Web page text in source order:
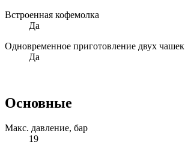
Встроенная кофемолка
Да
Одновременное приготовление двух чашек
Да
Основные
Макс. давление, бар
19